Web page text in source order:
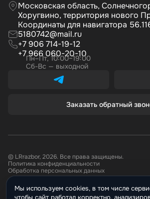
Московская область,
Хоругвино, территория нового
Координаты для навигатора
5180742@mail.ru
+7 906 714-19-12
+7 966 060-20-10
Пн–Пт, 10:00–19:00
Сб-Вс — выходной
Заказать обратный
© LRrazbor, 2026. Все права защищены.
Политика конфиденциальности
Обработка персональных данных
Информация, размещённая на сайте не
Мы используем cookies, в том числе
чтобы сайт работал корректно,